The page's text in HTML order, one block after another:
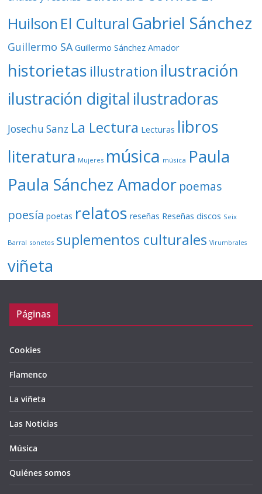
Huilson El Cultural Gabriel Sánchez
Guillermo SA Guillermo Sánchez Amador
historietas illustration ilustración
ilustración digital ilustradoras
Josechu Sanz La Lectura Lecturas libros
literatura Mujeres música música Paula
Paula Sánchez Amador poemas
poesía poetas relatos reseñas Reseñas discos Seix
Barral sonetos suplementos culturales Virumbrales
viñeta
Páginas
Cookies
Flamenco
La viñeta
Las Noticias
Música
Quiénes somos